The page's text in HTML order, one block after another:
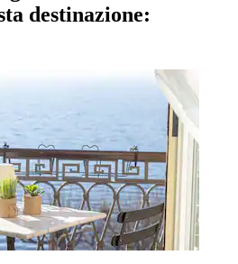
destinazione: